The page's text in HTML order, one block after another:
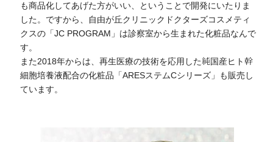
も商品化してあげた方がいい、ということで開発にいたりま
した。ですから、自由が丘クリニックドクターズコスメティ
クスの「JC PROGRAM」は診察室から生まれた化粧品なんで
す。
また2018年からは、再生医療の技術を応用した純国産ヒト幹
細胞培養液配合の化粧品「ARESステムCシリーズ」も販売し
ています。